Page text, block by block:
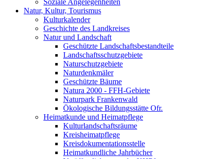
Soziale Angelegenheiten
Natur, Kultur, Tourismus
Kulturkalender
Geschichte des Landkreises
Natur und Landschaft
Geschützte Landschaftsbestandteile
Landschaftsschutzgebiete
Naturschutzgebiete
Naturdenkmäler
Geschützte Bäume
Natura 2000 - FFH-Gebiete
Naturpark Frankenwald
Ökologische Bildungsstätte Ofr.
Heimatkunde und Heimatpflege
Kulturlandschaftsräume
Kreisheimatpflege
Kreisdokumentationsstelle
Heimatkundliche Jahrbücher